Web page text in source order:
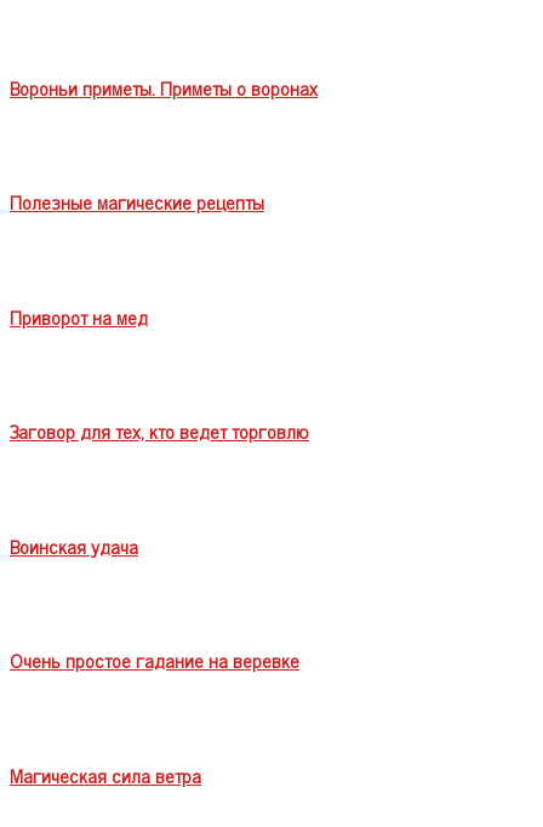
Вороньи приметы. Приметы о воронах
Полезные магические рецепты
Приворот на мед
Заговор для тех, кто ведет торговлю
Воинская удача
Очень простое гадание на веревке
Магическая сила ветра